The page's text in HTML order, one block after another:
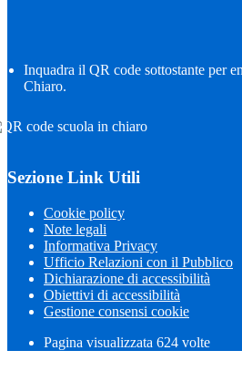
Inquadra il QR code sottostante per
Chiaro.
Sezione Link Utili
Cookie policy
Note legali
Informativa Privacy
Ufficio Relazioni con il Pubblico
Dichiarazione di accessibilità
Obiettivi di accessibilità
Gestione consensi cookie
Pagina visualizzata 624 volte